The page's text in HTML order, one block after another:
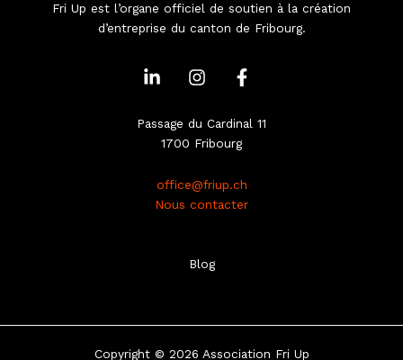
Fri Up est l’organe officiel de soutien à la création
d’entreprise du canton de Fribourg.
L
i
k
n
-
I
n
t
a
r
a
m
F
a
e
b
o
o
k
-
Passage du Cardinal 11
1700 Fribourg
office@friup.ch
Nous contacter
Blog
Copyright © 2026 Association Fri Up